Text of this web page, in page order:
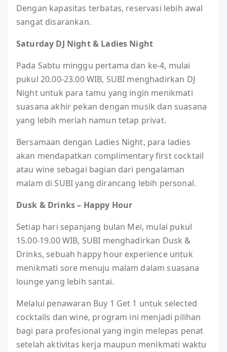
Dengan kapasitas terbatas, reservasi lebih awal
sangat disarankan.
Saturday DJ Night & Ladies Night
Pada Sabtu minggu pertama dan ke-4, mulai
pukul 20.00-23.00 WIB, SUBI menghadirkan DJ
Night untuk para tamu yang ingin menikmati
suasana akhir pekan dengan musik dan suasana
yang lebih meriah namun tetap privat.
Bersamaan dengan Ladies Night, para ladies
akan mendapatkan complimentary first cocktail
atau wine sebagai bagian dari pengalaman
malam di SUBI yang dirancang lebih personal.
Dusk & Drinks – Happy Hour
Setiap hari sepanjang bulan Mei, mulai pukul
15.00-19.00 WIB, SUBI menghadirkan Dusk &
Drinks, sebuah happy hour experience untuk
menikmati sore menuju malam dalam suasana
lounge yang lebih santai.
Melalui penawaran Buy 1 Get 1 untuk selected
cocktails dan wine, program ini menjadi pilihan
bagi para profesional yang ingin melepas penat
setelah aktivitas kerja maupun menikmati waktu